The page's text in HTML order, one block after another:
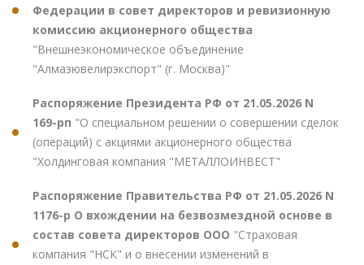
Федерации в совет директоров и ревизионную
комиссию акционерного общества
"Внешнеэкономическое объединение
"Алмазювелирэкспорт" (г. Москва)"
Распоряжение Президента РФ от 21.05.2026 N
169-рп "О специальном решении о совершении сделок
(операций) с акциями акционерного общества
"Холдинговая компания "МЕТАЛЛОИНВЕСТ"
Распоряжение Правительства РФ от 21.05.2026 N
1176-р О вхождении на безвозмездной основе в
состав совета директоров ООО "Страховая
компания "НСК" и о внесении изменений в